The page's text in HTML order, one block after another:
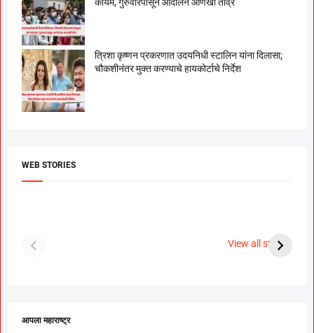
त्रिशा कृष्णन प्रकरणात उदयनिधी स्टालिन यांना दिलासा;
चौकशीनंतर मुक्त करण्याचे हायकोर्टाचे निर्देश
WEB STORIES
View all stories
पूजा सावंत ने गुपचूप
आपला महाराष्ट्र